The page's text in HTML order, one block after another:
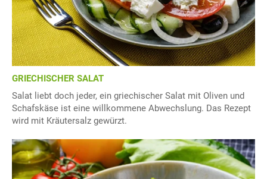
GRIECHISCHER SALAT
Salat liebt doch jeder, ein griechischer Salat mit Oliven und
Schafskäse ist eine willkommene Abwechslung. Das Rezept
wird mit Kräutersalz gewürzt.